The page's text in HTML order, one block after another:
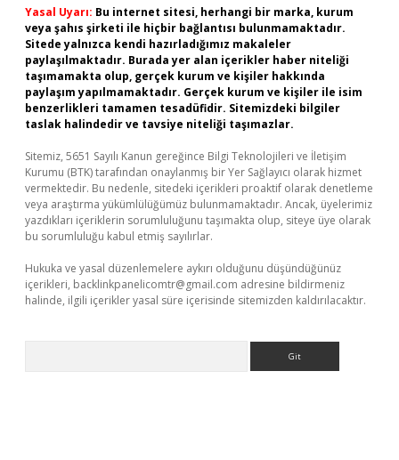
Yasal Uyarı: Bu internet sitesi, herhangi bir marka, kurum
veya şahıs şirketi ile hiçbir bağlantısı bulunmamaktadır.
Sitede yalnızca kendi hazırladığımız makaleler
paylaşılmaktadır. Burada yer alan içerikler haber niteliği
taşımamakta olup, gerçek kurum ve kişiler hakkında
paylaşım yapılmamaktadır. Gerçek kurum ve kişiler ile isim
benzerlikleri tamamen tesadüfidir. Sitemizdeki bilgiler
taslak halindedir ve tavsiye niteliği taşımazlar.
Sitemiz, 5651 Sayılı Kanun gereğince Bilgi Teknolojileri ve İletişim
Kurumu (BTK) tarafından onaylanmış bir Yer Sağlayıcı olarak hizmet
vermektedir. Bu nedenle, sitedeki içerikleri proaktif olarak denetleme
veya araştırma yükümlülüğümüz bulunmamaktadır. Ancak, üyelerimiz
yazdıkları içeriklerin sorumluluğunu taşımakta olup, siteye üye olarak
bu sorumluluğu kabul etmiş sayılırlar.
Hukuka ve yasal düzenlemelere aykırı olduğunu düşündüğünüz
içerikleri, backlinkpanelicomtr@gmail.com adresine bildirmeniz
halinde, ilgili içerikler yasal süre içerisinde sitemizden kaldırılacaktır.